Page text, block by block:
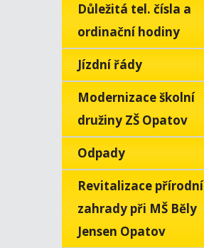
Důležitá tel. čísla a
ordinační hodiny
Jízdní řády
Modernizace školní
družiny ZŠ Opatov
Odpady
Revitalizace přírodní
zahrady při MŠ Běly
Jensen Opatov